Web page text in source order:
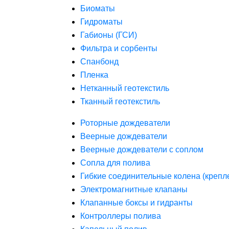
Биоматы
Гидроматы
Габионы (ГСИ)
Фильтра и сорбенты
Спанбонд
Пленка
Нетканный геотекстиль
Тканный геотекстиль
Роторные дождеватели
Веерные дождеватели
Веерные дождеватели с соплом
Сопла для полива
Гибкие соединительные колена
Электромагнитные клапаны
Клапанные боксы и гидранты
Контроллеры полива